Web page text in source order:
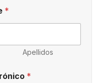
*
Apellidos
*